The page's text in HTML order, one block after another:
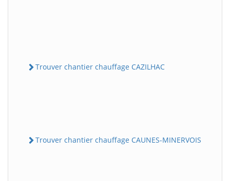
Trouver chantier chauffage CAZILHAC
Trouver chantier chauffage CAUNES-MINERVOIS